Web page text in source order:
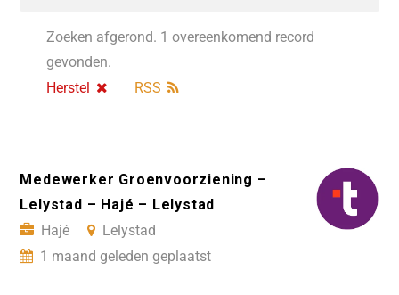
Zoeken afgerond. 1 overeenkomend record
gevonden.
Herstel
RSS
Medewerker Groenvoorziening –
Lelystad – Hajé – Lelystad
Hajé
Lelystad
1 maand geleden geplaatst